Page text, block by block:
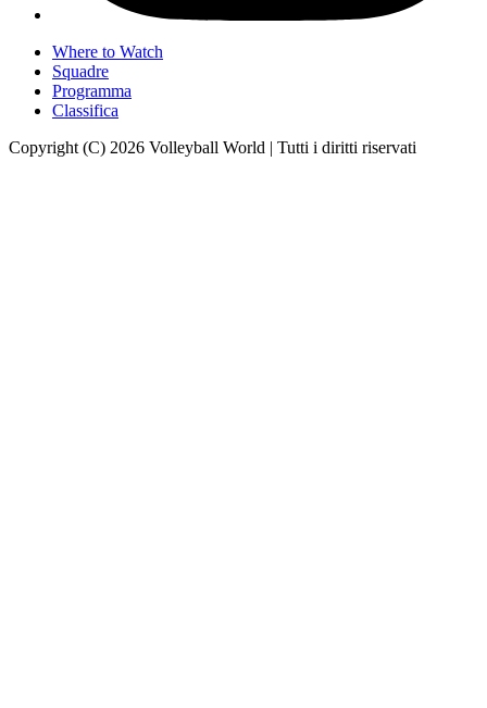
Where to Watch
Squadre
Programma
Classifica
Copyright (C) 2026 Volleyball World | Tutti i diritti riservati